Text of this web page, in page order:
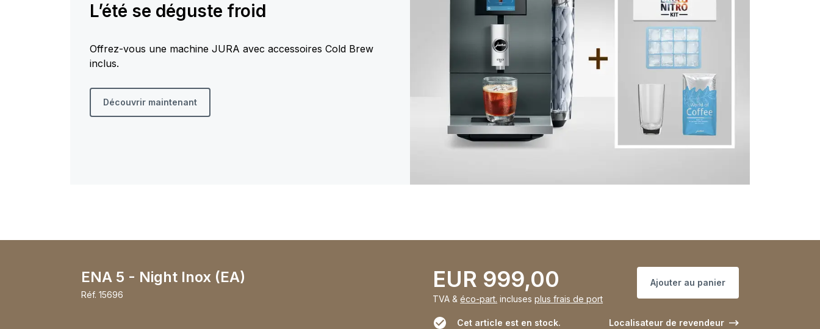
L’été se déguste froid
Offrez-vous une machine JURA avec accessoires Cold Brew
inclus.
Découvrir maintenant
EUR 999,00
TVA &éco-part. incluses plus frais de port
Ajouter au panier
Cet article est en stock. Localisateur de revendeur
ENA 5 - Night Inox (EA)
Réf. 15696